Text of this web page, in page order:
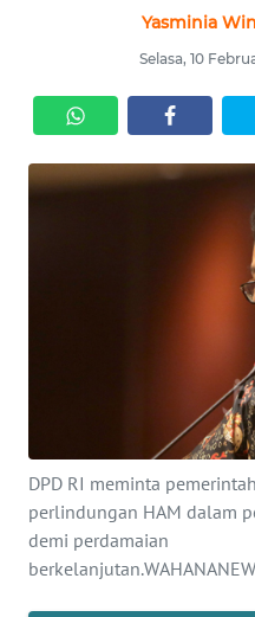
Yasminia
Selasa, 10
DPD RI meminta
perlindungan HAM dalam
demi perdamaian
KRIMINAL
SERBA-SERBI
PENDIDIKAN